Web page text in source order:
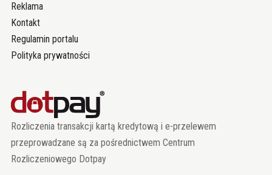
Reklama
Kontakt
Regulamin portalu
Polityka prywatności
Rozliczenia transakcji kartą kredytową i e-przelewem
przeprowadzane są za pośrednictwem Centrum
Rozliczeniowego Dotpay